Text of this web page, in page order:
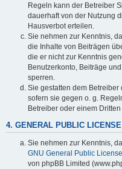
Regeln kann der Betreiber
dauerhaft von der Nutzung
Hausverbot erteilen.
Sie nehmen zur Kenntnis,
die Inhalte von Beiträgen
die er nicht zur Kenntnis
Benutzerkonto, Beiträge
sperren.
Sie gestatten dem Betreiber
sofern sie gegen o. g.
Betreiber oder einem
4. GENERAL PUBLIC LICENSE
Sie nehmen zur Kenntnis,
GNU General Public
von phpBB Limited